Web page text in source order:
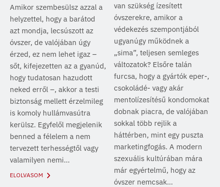
Amikor szembesülsz azzal a
helyzettel, hogy a barátod
azt mondja, lecsúszott az
óvszer, de valójában úgy
érzed, ez nem lehet igaz –
sőt, kifejezetten az a gyanúd,
hogy tudatosan hazudott
neked erről –, akkor a testi
biztonság mellett érzelmileg
is komoly hullámvasútra
kerülsz. Egyfelől megjelenik
benned a félelem a nem
tervezett terhességtől vagy
valamilyen nemi...
ELOLVASOM
van szükség ízesített
óvszerekre, amikor a
védekezés szempontjából
ugyanúgy működnek a
„sima”, teljesen semleges
változatok? Elsőre talán
furcsa, hogy a gyártók eper-,
csokoládé- vagy akár
mentolízesítésű kondomokat
dobnak piacra, de valójában
sokkal több rejlik a
háttérben, mint egy puszta
marketingfogás. A modern
szexuális kultúrában mára
már egyértelmű, hogy az
óvszer nemcsak...